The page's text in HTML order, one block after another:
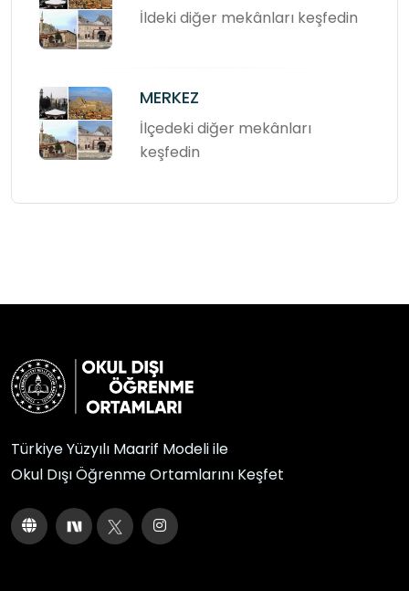
İldeki diğer mekânları keşfedin
MERKEZ
İlçedeki diğer mekânları
keşfedin
Türkiye Yüzyılı Maarif Modeli ile
Okul Dışı Öğrenme Ortamlarını Keşfet